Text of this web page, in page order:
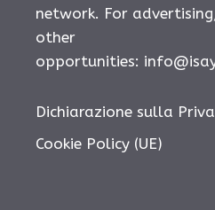
network. For
other
opportunities:
Dichiarazione sulla
Cookie Policy (UE)